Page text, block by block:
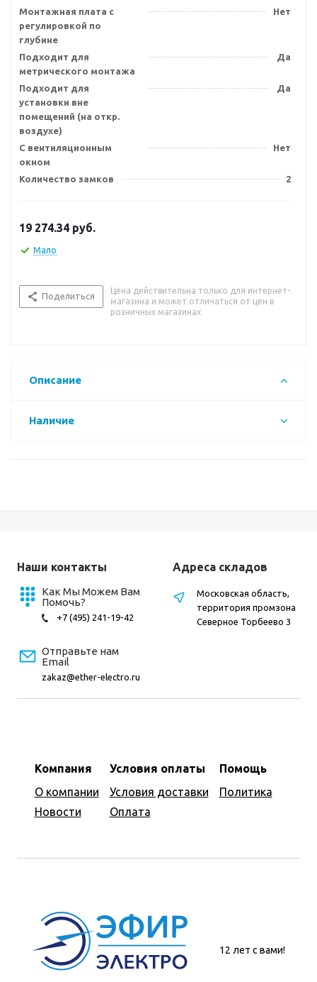
Монтажная плата с
регулировкой по
глубине
Нет
Подходит для
метрического монтажа
Да
Подходит для
установки вне
помещений (на откр.
воздухе)
Да
С вентиляционным
окном
Нет
Количество замков 2
19 274.34 руб.
Мало
Поделиться
Цена действительна только для интернет-
магазина и может отличаться от цен в
розничных магазинах
Описание
Наличие
Наши контакты
Как Мы Можем Вам
Помочь?
+7 (495) 241-19-42
Отправьте нам
Email
zakaz@ether-electro.ru
Компания
О компании
Новости
Условия оплаты
Условия доставки
Оплата
Помощь
Политика
Адреса складов
Московская область,
территория промзона
Северное Торбеево 3
12 лет с вами!